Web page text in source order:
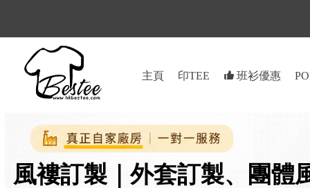
主頁 印TEE 뀗 班衫優惠
風褸訂製｜外套訂製、團體